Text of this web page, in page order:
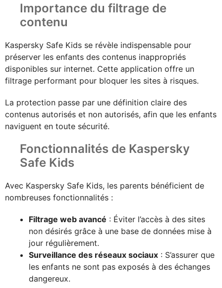
Importance du filtrage de
contenu
Kaspersky Safe Kids se révèle indispensable pour
préserver les enfants des contenus inappropriés
disponibles sur internet. Cette application offre un
filtrage performant pour bloquer les sites à risques.
La protection passe par une définition claire des
contenus autorisés et non autorisés, afin que les enfants
naviguent en toute sécurité.
Fonctionnalités de Kaspersky
Safe Kids
Avec Kaspersky Safe Kids, les parents bénéficient de
nombreuses fonctionnalités :
Filtrage web avancé : Éviter l’accès à des sites
non désirés grâce à une base de données mise à
jour régulièrement.
Surveillance des réseaux sociaux : S’assurer que
les enfants ne sont pas exposés à des échanges
dangereux.